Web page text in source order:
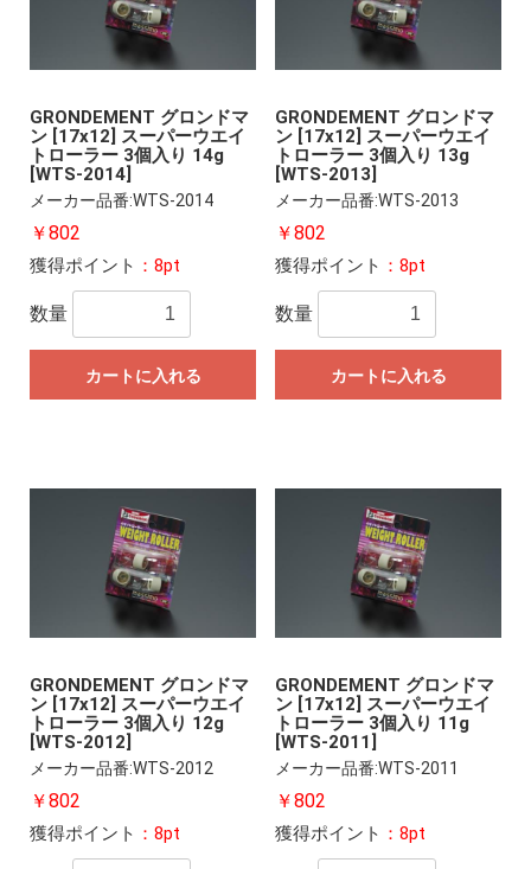
GRONDEMENT グロンドマ
ン [17x12] スーパーウエイ
トローラー 3個入り 14g
[WTS-2014]
メーカー品番:WTS-2014
￥802
獲得ポイント ：8pt
数量
カートに入れる
GRONDEMENT グロンドマ
ン [17x12] スーパーウエイ
トローラー 3個入り 13g
[WTS-2013]
メーカー品番:WTS-2013
￥802
獲得ポイント ：8pt
数量
カートに入れる
GRONDEMENT グロンドマ
ン [17x12] スーパーウエイ
トローラー 3個入り 12g
[WTS-2012]
メーカー品番:WTS-2012
￥802
獲得ポイント ：8pt
GRONDEMENT グロンドマ
ン [17x12] スーパーウエイ
トローラー 3個入り 11g
[WTS-2011]
メーカー品番:WTS-2011
￥802
獲得ポイント ：8pt